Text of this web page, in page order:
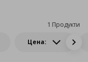
Цена:
1 Продукти